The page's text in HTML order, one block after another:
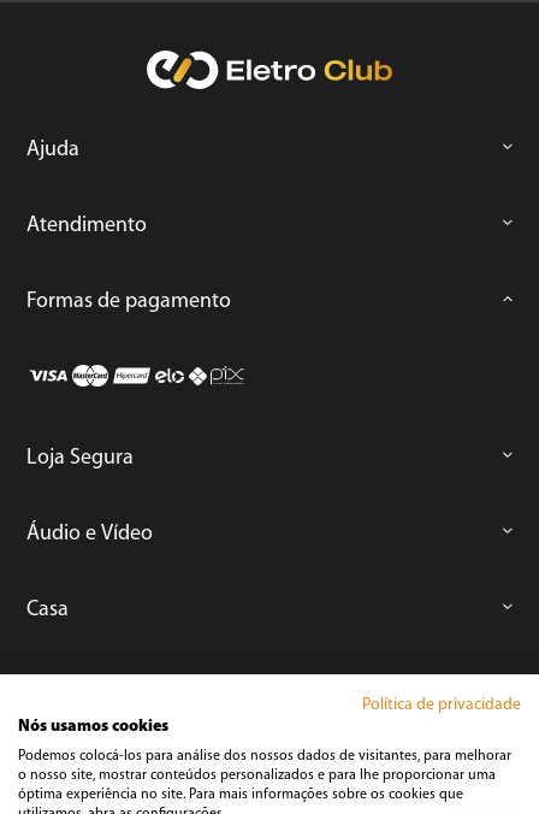
Ajuda
Atendimento
Formas de pagamento
Loja Segura
Áudio e Vídeo
Casa
Cozinha
Política de privacidade
Nós usamos cookies
Podemos colocá-los para análise dos nossos dados de visitantes, para melhorar
o nosso site, mostrar conteúdos personalizados e para lhe proporcionar uma
óptima experiência no site. Para mais informações sobre os cookies que